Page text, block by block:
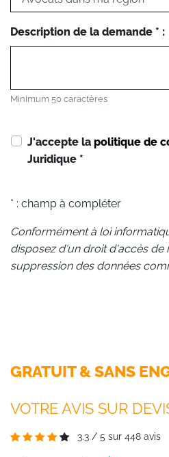
Description de la demande * :
Minimum 50 caractères
J'accepte la politique de
Juridique *
* : champ à compléter
Conformément à loi
disposez d'un droit d'accès de
suppression des données
GRATUIT & SANS
VOTRE AVIS SUR
3.3 / 5 sur 448 avis